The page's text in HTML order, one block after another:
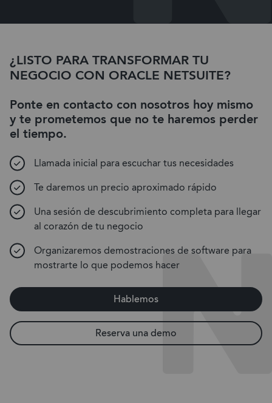
¿LISTO PARA TRANSFORMAR TU
NEGOCIO CON ORACLE NETSUITE?
Ponte en contacto con nosotros hoy mismo
y te prometemos que no te haremos perder
el tiempo.
Llamada inicial para escuchar tus necesidades
Te daremos un precio aproximado rápido
Una sesión de descubrimiento completa para llegar
al corazón de tu negocio
Organizaremos demostraciones de software para
mostrarte lo que podemos hacer
Hablemos
Reserva una demo